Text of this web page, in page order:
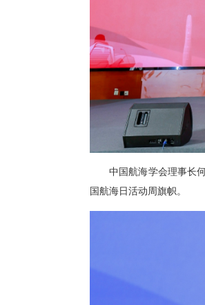
中国航海学会理事长
国航海日活动周旗帜。